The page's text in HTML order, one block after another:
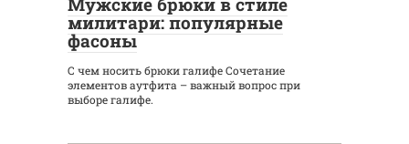
милитари: популярные
фасоны
С чем носить брюки галифе Сочетание
элементов аутфита – важный вопрос при
выборе галифе.